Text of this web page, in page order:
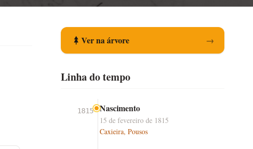
Ver na árvore →
Linha do tempo
1815 Nascimento
15 de fevereiro de 1815
Caxieira, Pousos